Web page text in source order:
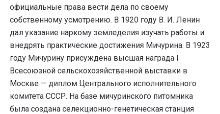
официальные права вести дела по своему
собственному усмотрению. В 1920 году В. И. Ленин
дал указание наркому земледелия изучать работы и
внедрять практические достижения Мичурина. В 1923
году Мичурину присуждена высшая награда I
Всесоюзной сельскохозяйственной выставки в
Москве — диплом Центрального исполнительного
комитета СССР. На базе мичуринского питомника
была создана селекционно-генетическая станция